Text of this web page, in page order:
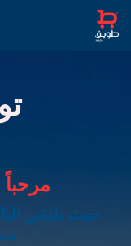
حيث يلتقي